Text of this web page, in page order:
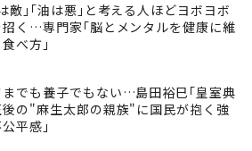
敵｣｢油は悪｣と考える人ほどヨボヨボ
く…専門家｢脳とメンタルを健康に維
べ方｣
でも養子でもない…島田裕巳｢皇室典
の"麻生太郎の親族"に国民が抱く強
平感｣